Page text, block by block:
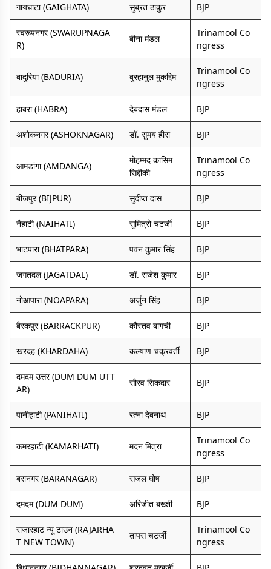
गायघाटा (GAIGHATA) सुब्रत ठाकुर BJP
स्वरूपनगर (SWARUPNAGA
R)
बीना मंडल
Trinamool Co
ngress
बादुरिया (BADURIA) बुरहानुल मुकद्दिम
Trinamool Co
ngress
हाबरा (HABRA) देबदास मंडल BJP
अशोकनगर (ASHOKNAGAR) डॉ. सुमय हीरा BJP
आमडांगा (AMDANGA)
मोहम्मद कासिम
सिद्दीकी
Trinamool Co
ngress
बीजपुर (BIJPUR) सुदीप्त दास BJP
नैहाटी (NAIHATI) सुमित्रो चटर्जी BJP
भाटपारा (BHATPARA) पवन कुमार सिंह BJP
जगतदल (JAGATDAL) डॉ. राजेश कुमार BJP
नोआपारा (NOAPARA) अर्जुन सिंह BJP
बैरकपुर (BARRACKPUR) कौस्तव बागची BJP
खरदह (KHARDAHA) कल्याण चक्रवर्ती BJP
दमदम उत्तर (DUM DUM UTT
AR)
सौरव सिकदार BJP
पानीहाटी (PANIHATI) रत्ना देबनाथ BJP
कमरहाटी (KAMARHATI) मदन मित्रा
Trinamool Co
ngress
बरानगर (BARANAGAR) सजल घोष BJP
दमदम (DUM DUM) अरिजीत बख्शी BJP
राजारहाट न्यू टाउन (RAJARHA
T NEW TOWN)
तापस चटर्जी
Trinamool Co
ngress